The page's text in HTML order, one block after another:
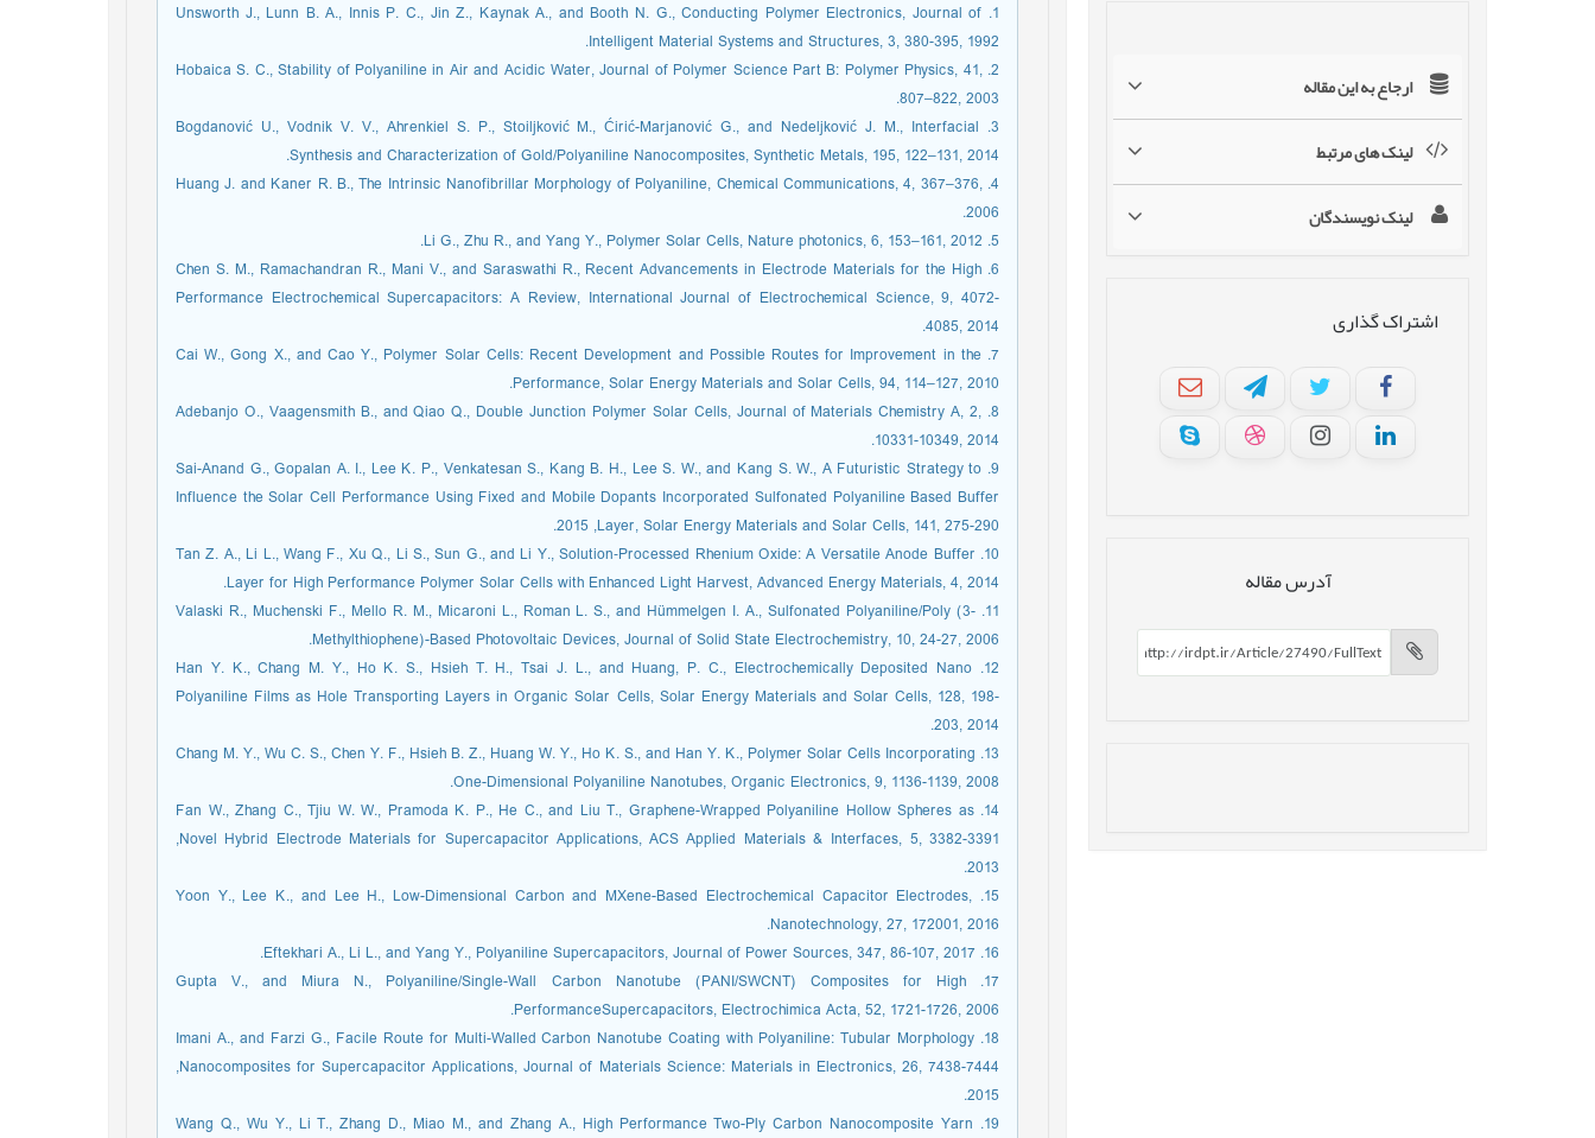
ارجاع به این مقاله
لینک های مرتبط
لینک نویسندگان
اشتراک گذاری
آدرس مقاله
1. Unsworth J., Lunn B. A., Innis P. C., Jin Z., Kaynak A., and Booth N. G., Conducting Polymer Electronics, Journal of
Intelligent Material Systems and Structures, 3, 380-395, 1992.
2. Hobaica S. C., Stability of Polyaniline in Air and Acidic Water, Journal of Polymer Science Part B: Polymer Physics, 41,
807–822, 2003.
3. Bogdanović U., Vodnik V. V., Ahrenkiel S. P., Stoiljković M., Ćirić-Marjanović G., and Nedeljković J. M., Interfacial
Synthesis and Characterization of Gold/Polyaniline Nanocomposites, Synthetic Metals, 195, 122–131, 2014.
4. Huang J. and Kaner R. B., The Intrinsic Nanofibrillar Morphology of Polyaniline, Chemical Communications, 4, 367–376,
2006.
5. Li G., Zhu R., and Yang Y., Polymer Solar Cells, Nature photonics, 6, 153–161, 2012.
6. Chen S. M., Ramachandran R., Mani V., and Saraswathi R., Recent Advancements in Electrode Materials for the High
Performance Electrochemical Supercapacitors: A Review, International Journal of Electrochemical Science, 9, 4072-
4085, 2014.
7. Cai W., Gong X., and Cao Y., Polymer Solar Cells: Recent Development and Possible Routes for Improvement in the
Performance, Solar Energy Materials and Solar Cells, 94, 114–127, 2010.
8. Adebanjo O., Vaagensmith B., and Qiao Q., Double Junction Polymer Solar Cells, Journal of Materials Chemistry A, 2,
10331-10349, 2014.
9. Sai-Anand G., Gopalan A. I., Lee K. P., Venkatesan S., Kang B. H., Lee S. W., and Kang S. W., A Futuristic Strategy to
Influence the Solar Cell Performance Using Fixed and Mobile Dopants Incorporated Sulfonated Polyaniline Based Buffer
Layer, Solar Energy Materials and Solar Cells, 141, 275-290,‏ 2015.
10. Tan Z. A., Li L., Wang F., Xu Q., Li S., Sun G., and Li Y., Solution‐Processed Rhenium Oxide: A Versatile Anode Buffer
Layer for High Performance Polymer Solar Cells with Enhanced Light Harvest, Advanced Energy Materials, 4, 2014.
11. Valaski R., Muchenski F., Mello R. M., Micaroni L., Roman L. S., and Hümmelgen I. A., Sulfonated Polyaniline/Poly (3-
Methylthiophene)-Based Photovoltaic Devices, Journal of Solid State Electrochemistry, 10, 24-27, 2006.
12. Han Y. K., Chang M. Y., Ho K. S., Hsieh T. H., Tsai J. L., and Huang, P. C., Electrochemically Deposited Nano
Polyaniline Films as Hole Transporting Layers in Organic Solar Cells, Solar Energy Materials and Solar Cells, 128, 198-
203, 2014.
13. Chang M. Y., Wu C. S., Chen Y. F., Hsieh B. Z., Huang W. Y., Ho K. S., and Han Y. K., Polymer Solar Cells Incorporating
One-Dimensional Polyaniline Nanotubes, Organic Electronics, 9, 1136-1139, 2008.
14. Fan W., Zhang C., Tjiu W. W., Pramoda K. P., He C., and Liu T., Graphene-Wrapped Polyaniline Hollow Spheres as
Novel Hybrid Electrode Materials for Supercapacitor Applications, ACS Applied Materials & Interfaces, 5, 3382-3391,‏
2013.
15. Yoon Y., Lee K., and Lee H., Low-Dimensional Carbon and MXene-Based Electrochemical Capacitor Electrodes,
Nanotechnology, 27, 172001, 2016.
16. Eftekhari A., Li L., and Yang Y., Polyaniline Supercapacitors, Journal of Power Sources, 347, 86-107, 2017.
17. Gupta V., and Miura N., Polyaniline/Single-Wall Carbon Nanotube (PANI/SWCNT) Composites for High
PerformanceSupercapacitors, Electrochimica Acta, 52, 1721-1726, 2006.
18. Imani A., and Farzi G., Facile Route for Multi-Walled Carbon Nanotube Coating with Polyaniline: Tubular Morphology
Nanocomposites for Supercapacitor Applications, Journal of Materials Science: Materials in Electronics, 26, 7438-7444,‏
2015.
19. Wang Q., Wu Y., Li T., Zhang D., Miao M., and Zhang A., High Performance Two-Ply Carbon Nanocomposite Yarn